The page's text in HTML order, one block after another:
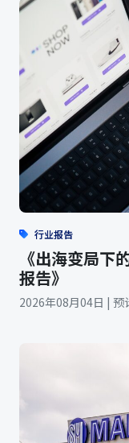
行业报告
《出海变局下
报告》
2026年08月04日 | 预